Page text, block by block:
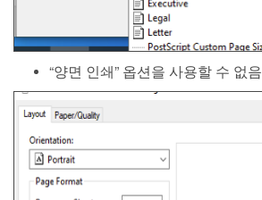
“양면 인쇄” 옵션을 사용할 수 없음